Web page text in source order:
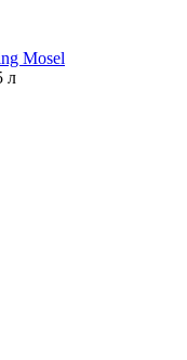
Mosel
л